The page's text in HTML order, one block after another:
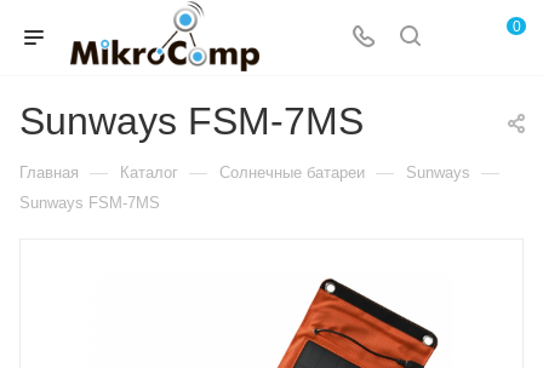
0
Sunways FSM-7MS
Главная — Каталог — Солнечные батареи — Sunways —
Sunways FSM-7MS